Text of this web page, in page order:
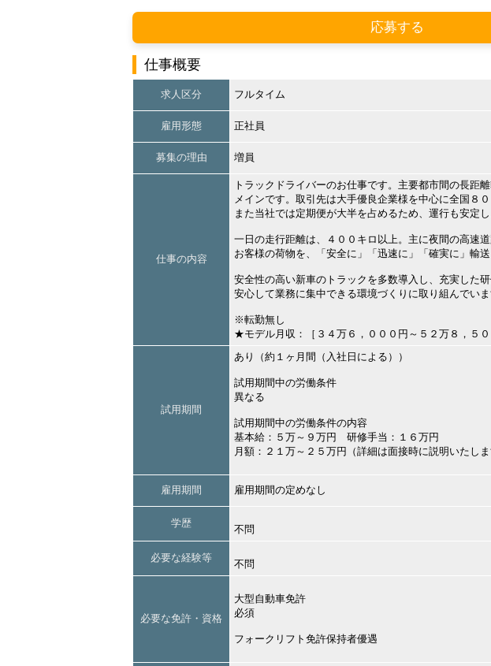
応募する
仕事概要
求人区分 フルタイム
雇用形態 正社員
募集の理由 増員
仕事の内容
トラックドライバーのお仕事です。主要都市間の長距
メインです。取引先は大手優良企業様を中心に全国８０
また当社では定期便が大半を占めるため、運行も安定し
一日の走行距離は、４００キロ以上。主に夜間の高速
お客様の荷物を、「安全に」「迅速に」「確実に」輸送
安全性の高い新車のトラックを多数導入し、充実した
安心して業務に集中できる環境づくりに取り組んでいま
※転勤無し
★モデル月収：［３４万６，０００円～５２万８，５０
試用期間
あり（約１ヶ月間（入社日による））
試用期間中の労働条件
異なる
試用期間中の労働条件の内容
基本給：５万～９万円 研修手当：１６万円
月額：２１万～２５万円（詳細は面接時に説明いたしま
雇用期間 雇用期間の定めなし
学歴
不問
必要な経験等
不問
必要な免許・資格
大型自動車免許
必須
フォークリフト免許保持者優遇